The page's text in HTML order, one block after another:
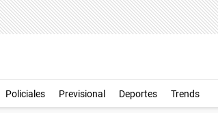
Policiales Previsional Deportes Trends